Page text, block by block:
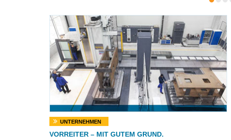
UNTERNEHMEN
VORREITER – MIT GUTEM GRUND.